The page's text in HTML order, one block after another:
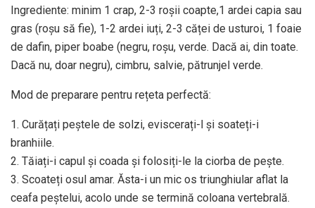
Ingrediente: minim 1 crap, 2-3 roșii coapte,1 ardei capia sau
gras (roșu să fie), 1-2 ardei iuți, 2-3 căței de usturoi, 1 foaie
de dafin, piper boabe (negru, roșu, verde. Dacă ai, din toate.
Dacă nu, doar negru), cimbru, salvie, pătrunjel verde.
Mod de preparare pentru rețeta perfectă:
1. Curățați peștele de solzi, eviscerați-l și soateți-i
branhiile.
2. Tăiați-i capul și coada și folosiți-le la ciorba de pește.
3. Scoateți osul amar. Ăsta-i un mic os triunghiular aflat la
ceafa peștelui, acolo unde se termină coloana vertebrală.